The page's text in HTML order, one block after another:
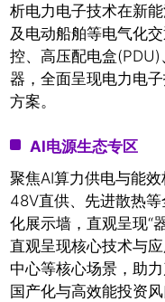
析电力电子技术在新
及电动船舶等电气化
控、高压配电盒
器，全面呈现电力电
方案。
AI电源生态专区
聚焦AI算力供电与能效
48V直供、先进散热
化展示墙，直观呈现“
直观呈现核心技术与
中心等核心场景，助
国产化与高效能投资风